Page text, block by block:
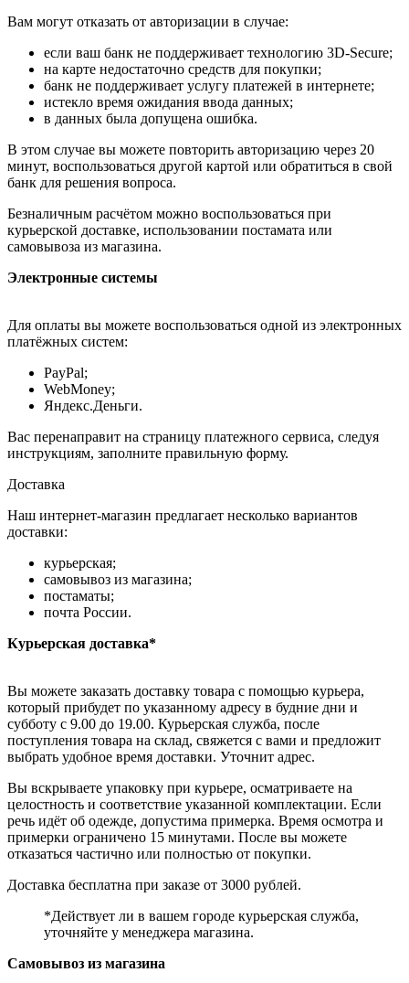
Вам могут отказать от авторизации в случае:
если ваш банк не поддерживает технологию 3D-Secure;
на карте недостаточно средств для покупки;
банк не поддерживает услугу платежей в интернете;
истекло время ожидания ввода данных;
в данных была допущена ошибка.
В этом случае вы можете повторить авторизацию через 20
минут, воспользоваться другой картой или обратиться в свой
банк для решения вопроса.
Безналичным расчётом можно воспользоваться при
курьерской доставке, использовании постамата или
самовывоза из магазина.
Электронные системы
Для оплаты вы можете воспользоваться одной из электронных
платёжных систем:
PayPal;
WebMoney;
Яндекс.Деньги.
Вас перенаправит на страницу платежного сервиса, следуя
инструкциям, заполните правильную форму.
Доставка
Наш интернет-магазин предлагает несколько вариантов
доставки:
курьерская;
самовывоз из магазина;
постаматы;
почта России.
Курьерская доставка*
Вы можете заказать доставку товара с помощью курьера,
который прибудет по указанному адресу в будние дни и
субботу с 9.00 до 19.00. Курьерская служба, после
поступления товара на склад, свяжется с вами и предложит
выбрать удобное время доставки. Уточнит адрес.
Вы вскрываете упаковку при курьере, осматриваете на
целостность и соответствие указанной комплектации. Если
речь идёт об одежде, допустима примерка. Время осмотра и
примерки ограничено 15 минутами. После вы можете
отказаться частично или полностью от покупки.
Доставка бесплатна при заказе от 3000 рублей.
*Действует ли в вашем городе курьерская служба,
уточняйте у менеджера магазина.
Самовывоз из магазина